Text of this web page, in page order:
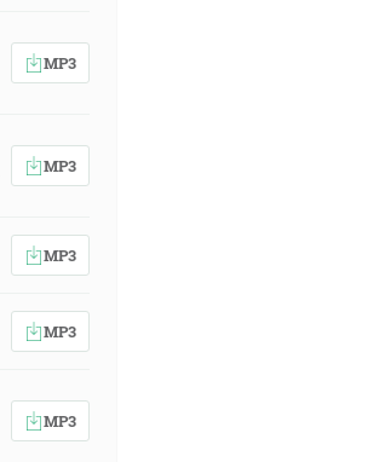
MP3
MP3
MP3
MP3
MP3